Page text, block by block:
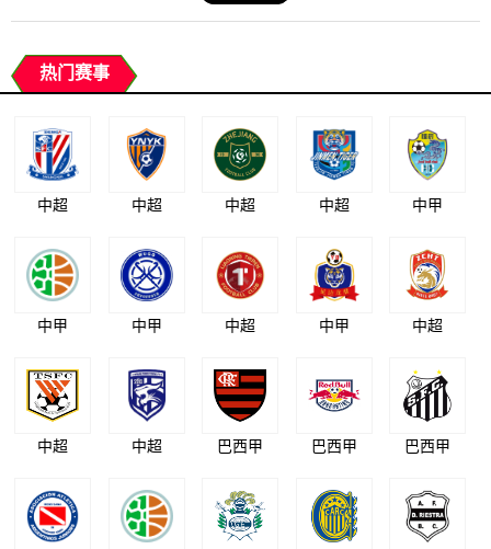
热门赛事
中超 中超 中超 中超 中甲
中甲 中甲 中超 中甲 中超
中超 中超 巴西甲 巴西甲 巴西甲